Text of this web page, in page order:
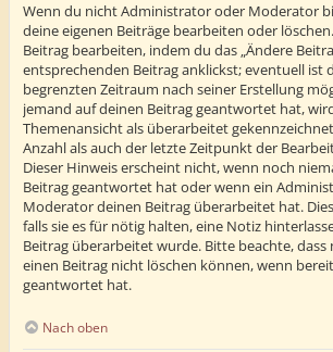
Wenn du nicht Administrator oder Moderator
deine eigenen Beiträge bearbeiten oder
Beitrag bearbeiten, indem du das „Ändere
entsprechenden Beitrag anklickst; eventuell ist
begrenzten Zeitraum nach seiner Erstellung
jemand auf deinen Beitrag geantwortet hat,
Themenansicht als überarbeitet
Anzahl als auch der letzte Zeitpunkt der
Dieser Hinweis erscheint nicht, wenn noch
Beitrag geantwortet hat oder wenn ein
Moderator deinen Beitrag überarbeitet hat.
falls sie es für nötig halten, eine Notiz
Beitrag überarbeitet wurde. Bitte beachte,
einen Beitrag nicht löschen können, wenn
geantwortet hat.
Nach oben